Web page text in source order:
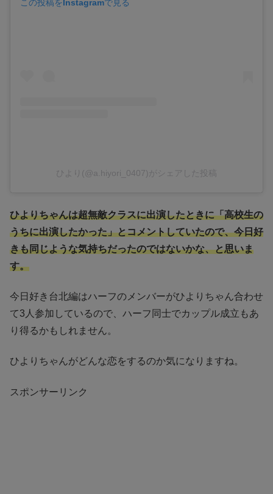
この投稿をInstagramで見る
ひより(@a.hiyori_0407)がシェアした投稿
ひよりちゃんは超無敵クラスに出演したときに「高校生の
うちに出演したかった」とコメントしていたので、今日好
きも同じような気持ちだったのではないかな、と思いま
す。
今日好き台北編はハーフのメンバーがひよりちゃん合わせ
て3人参加しているので、ハーフ同士でカップル成立もあ
り得るかもしれません。
ひよりちゃんがどんな恋をするのか気になりますね。
スポンサーリンク